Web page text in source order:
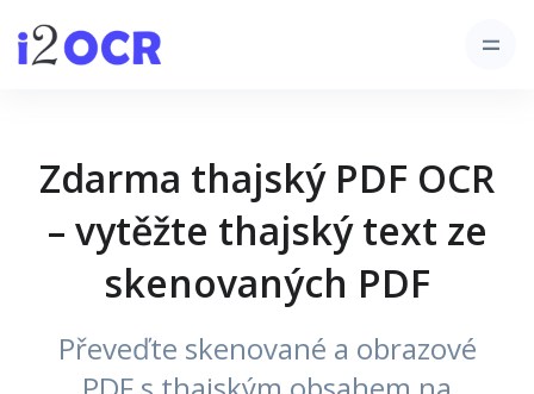
Zdarma thajský PDF OCR
– vytěžte thajský text ze
skenovaných PDF
Převeďte skenované a obrazové